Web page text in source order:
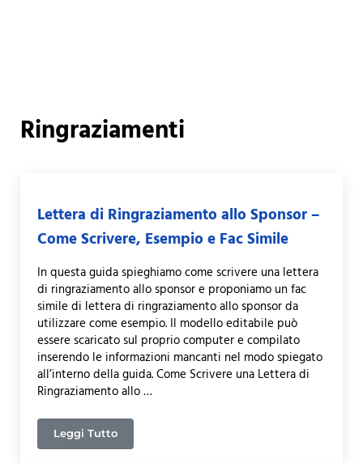
Ringraziamenti
Lettera di Ringraziamento allo Sponsor –
Come Scrivere, Esempio e Fac Simile
In questa guida spieghiamo come scrivere una lettera
di ringraziamento allo sponsor e proponiamo un fac
simile di lettera di ringraziamento allo sponsor da
utilizzare come esempio. Il modello editabile può
essere scaricato sul proprio computer e compilato
inserendo le informazioni mancanti nel modo spiegato
all’interno della guida. Come Scrivere una Lettera di
Ringraziamento allo …
Leggi TuttoLettera di Ringraziamento allo Sponsor – Come